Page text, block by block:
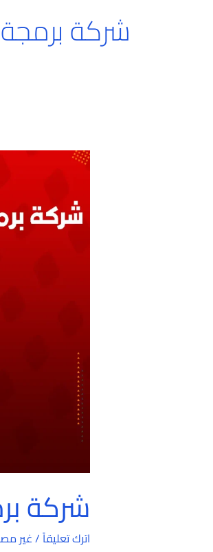
شركة
شركة
اترك تعليقاً/غير
شركة
في
طنطا